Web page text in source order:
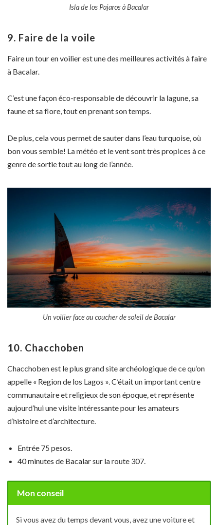
Isla de los Pajaros à Bacalar
9. Faire de la voile
Faire un tour en voilier est une des meilleures activités à faire
à Bacalar.
C’est une façon éco-responsable de découvrir la lagune, sa
faune et sa flore, tout en prenant son temps.
De plus, cela vous permet de sauter dans l’eau turquoise, où
bon vous semble! La météo et le vent sont très propices à ce
genre de sortie tout au long de l’année.
Un voilier face au coucher de soleil de Bacalar
10. Chacchoben
Chacchoben est le plus grand site archéologique de ce qu’on
appelle « Region de los Lagos ». C’était un important centre
communautaire et religieux de son époque, et représente
aujourd’hui une visite intéressante pour les amateurs
d’histoire et d’architecture.
Entrée 75 pesos.
40 minutes de Bacalar sur la route 307.
Mon conseil
Si vous avez du temps devant vous, avez une voiture et